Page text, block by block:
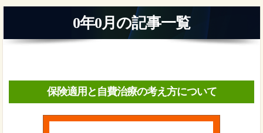
0年0月の記事一覧
保険適用と自費治療の考え方について